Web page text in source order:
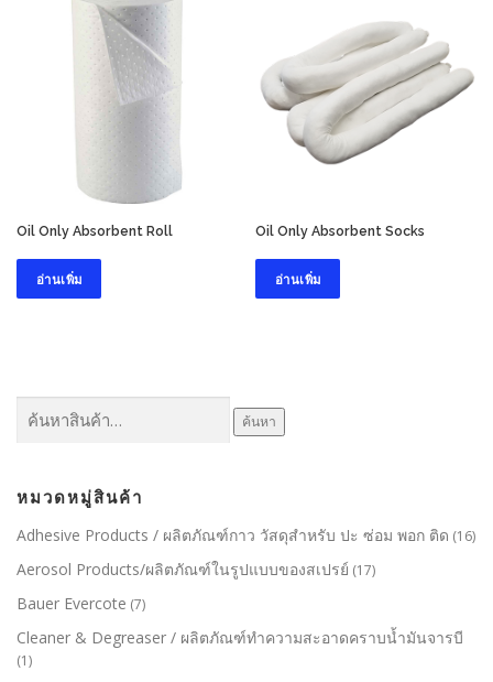
Oil Only Absorbent Roll
อ่านเพิ่ม
Oil Only Absorbent Socks
อ่านเพิ่ม
ค้นหา
หมวดหมู่สินค้า
Adhesive Products / ผลิตภัณฑ์กาว วัสดุสำหรับ ปะ ซ่อม พอก ติด (16)
Aerosol Products/ผลิตภัณฑ์ในรูปแบบของสเปรย์ (17)
Bauer Evercote (7)
Cleaner & Degreaser / ผลิตภัณฑ์ทำความสะอาดคราบน้ำมันจารบี
(1)